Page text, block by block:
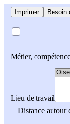
Imprimer Besoin
Métier,
Lieu de travail
Distance autour